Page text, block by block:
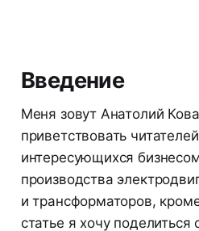
Введение
Меня зовут Анатолий
приветствовать
интересующихся
производства
и трансформаторов,
статье я хочу